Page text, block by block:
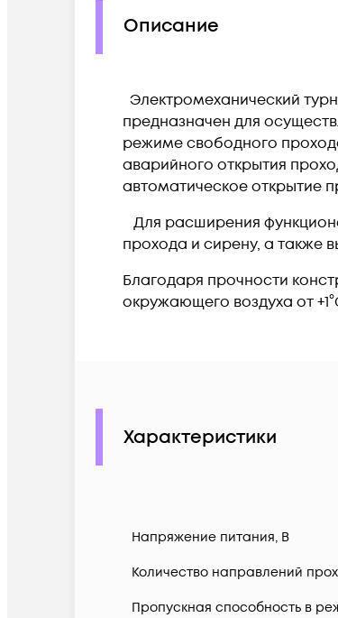
Описание
Электромеханический
предназначен для
режиме свободного
аварийного открытия
автоматическое открытие
Для расширения
прохода и сирену, а также
Благодаря прочности
окружающего воздуха от
Характеристики
Напряжение питания, В
Количество направлений
Пропускная способность в